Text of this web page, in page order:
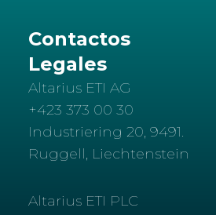
Contactos
Legales
Altarius ETI AG
+423 373 00 30
Industriering 20, 9491.
Ruggell, Liechtenstein
Altarius ETI PLC